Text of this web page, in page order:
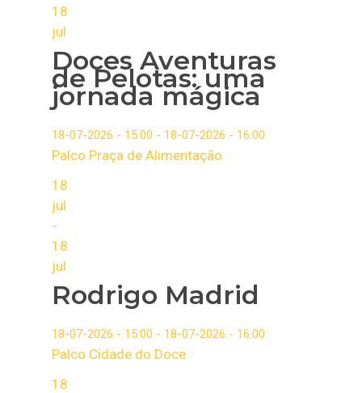
18
jul
Doces Aventuras
de Pelotas: uma
jornada mágica
18-07-2026 - 15:00 - 18-07-2026 - 16:00
Palco Praça de Alimentação
18
jul
-
18
jul
Rodrigo Madrid
18-07-2026 - 15:00 - 18-07-2026 - 16:00
Palco Cidade do Doce
18